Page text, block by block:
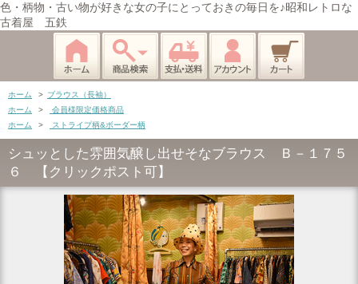
色・柄物・古い物が好きな女の子にとっておきの毎日を♪昭和レトロな
古着屋 五鉄
ホーム > ブラウス（長袖）
ホーム
>
会員様限定価格商品
ホーム
> ストライプ柄&ボーダー柄
シュッとした雰囲気醸し出せそなブラウス Ｂ－１７５
６ 【クリックポスト可】